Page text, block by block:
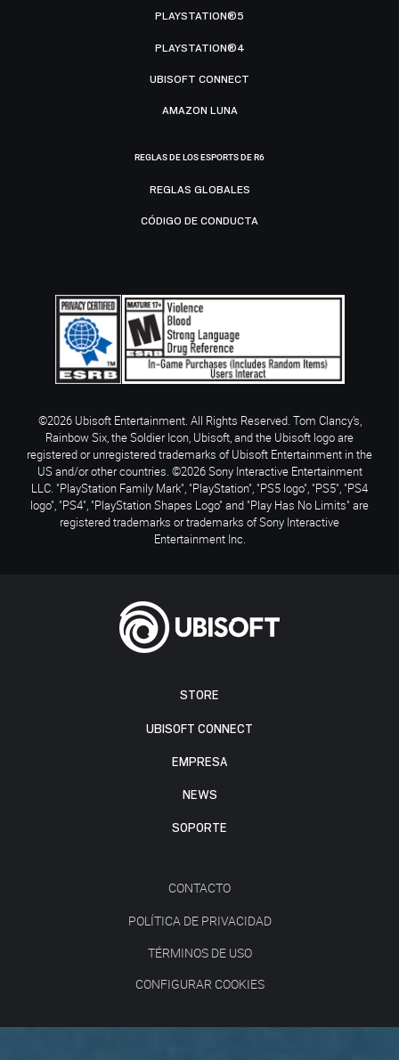
STORE
UBISOFT CONNECT
EMPRESA
NEWS
SOPORTE
CONTACTO
POLÍTICA DE PRIVACIDAD
TÉRMINOS DE USO
CONFIGURAR COOKIES
PLAYSTATION®5
PLAYSTATION®4
UBISOFT CONNECT
AMAZON LUNA
REGLAS DE LOS ESPORTS DE R6
REGLAS GLOBALES
CÓDIGO DE CONDUCTA
©2026 Ubisoft Entertainment. All Rights Reserved. Tom Clancy’s,
Rainbow Six, the Soldier Icon, Ubisoft, and the Ubisoft logo are
registered or unregistered trademarks of Ubisoft Entertainment in the
US and/or other countries. ©2026 Sony Interactive Entertainment
LLC. "PlayStation Family Mark", "PlayStation", "PS5 logo", "PS5", "PS4
logo", "PS4", "PlayStation Shapes Logo" and "Play Has No Limits" are
registered trademarks or trademarks of Sony Interactive
Entertainment Inc.